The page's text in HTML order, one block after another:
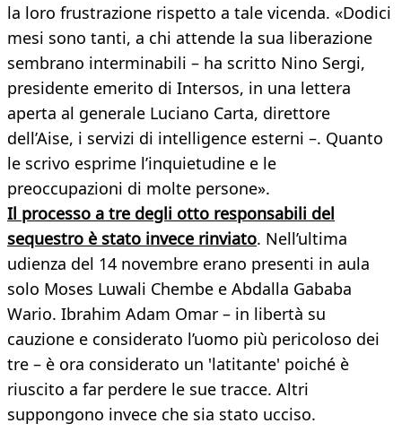
la loro frustrazione rispetto a tale vicenda. «Dodici
mesi sono tanti, a chi attende la sua liberazione
sembrano interminabili – ha scritto Nino Sergi,
presidente emerito di Intersos, in una lettera
aperta al generale Luciano Carta, direttore
dell’Aise, i servizi di intelligence esterni –. Quanto
le scrivo esprime l’inquietudine e le
preoccupazioni di molte persone».
Il processo a tre degli otto responsabili del
sequestro è stato invece rinviato. Nell’ultima
udienza del 14 novembre erano presenti in aula
solo Moses Luwali Chembe e Abdalla Gababa
Wario. Ibrahim Adam Omar – in libertà su
cauzione e considerato l’uomo più pericoloso dei
tre – è ora considerato un 'latitante' poiché è
riuscito a far perdere le sue tracce. Altri
suppongono invece che sia stato ucciso.